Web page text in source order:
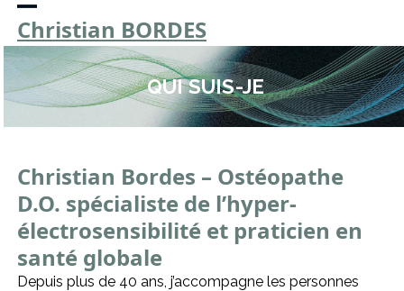
Skip
content
Christian BORDES
Open
mobile
menu
Close
mobile
menu
QUI SUIS-JE
Christian Bordes – Ostéopathe
D.O. spécialiste de l’hyper-
électrosensibilité et praticien en
santé globale
Depuis plus de 40 ans, j’accompagne les personnes